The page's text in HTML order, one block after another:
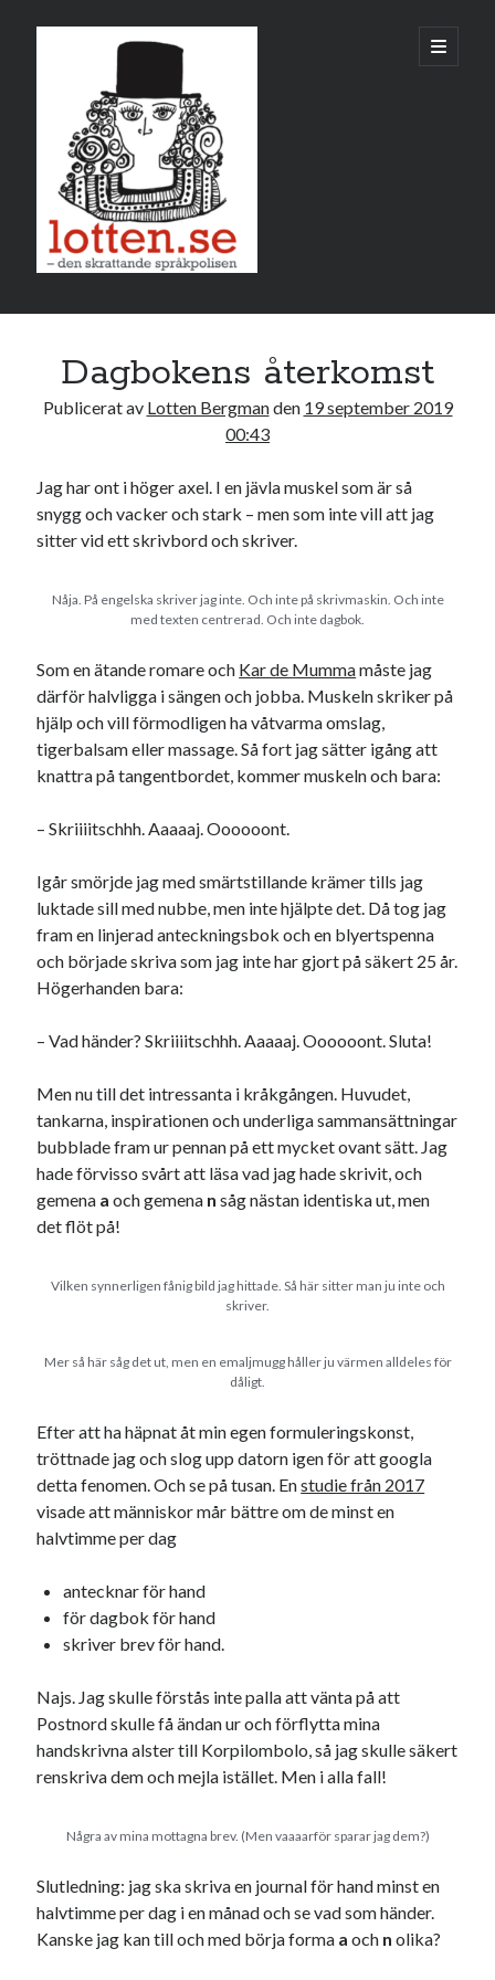
öppna
primär
Sidopanel
M T O T F L S
1
9 10 11 12 13 14 15
16 17 18 19 20 21 22
30
Sök
Kategorier
Etiketter
#blogg100 allmänbildning barn
barnen basket bil corona
död England fest film fotboll
historia hotell jobb
Julkalenderfacit Julkalendern
kåseri lifvet Lund mat minne
nostalgi radio
reklam resa sekrutt skola
sommar språk språkpolis
Stockholm svenska tips tåg
USA
Dessa har något gemensamt
Onödiga citattecken
Dessa har något helt annat gemensamt
Fula biblioteksböcker
Egna länkar
Dagbokens återkomst
Publicerat av Lotten Bergmanden 19 september 2019
00:43
Jag har ont i höger axel. I en jävla muskel som är så
snygg och vacker och stark – men som inte vill att jag
sitter vid ett skrivbord och skriver.
Nåja. På engelska skriver jag inte. Och inte på skrivmaskin. Och inte
med texten centrerad. Och inte dagbok.
Som en ätande romare och Kar de Mummamåste jag
därför halvligga i sängen och jobba. Muskeln skriker på
hjälp och vill förmodligen ha våtvarma omslag,
tigerbalsam eller massage. Så fort jag sätter igång att
knattra på tangentbordet, kommer muskeln och bara:
– Skriiiitschhh. Aaaaaj. Oooooont.
Igår smörjde jag med smärtstillande krämer tills jag
luktade sill med nubbe, men inte hjälpte det. Då tog jag
fram en linjerad anteckningsbok och en blyertspenna
och började skriva som jag inte har gjort på säkert 25 år.
Högerhanden bara:
– Vad händer? Skriiiitschhh. Aaaaaj. Oooooont. Sluta!
Men nu till det intressanta i kråkgången. Huvudet,
tankarna, inspirationen och underliga sammansättningar
bubblade fram ur pennan på ett mycket ovant sätt. Jag
hade förvisso svårt att läsa vad jag hade skrivit, och
gemena a och gemena n såg nästan identiska ut, men
det flöt på!
Vilken synnerligen fånig bild jag hittade. Så här sitter man ju inte och
skriver.
Mer så här såg det ut, men en emaljmugg håller ju värmen alldeles för
dåligt.
Efter att ha häpnat åt min egen formuleringskonst,
tröttnade jag och slog upp datorn igen för att googla
detta fenomen. Och se på tusan. Enstudie från 2017
visade att människor mår bättre om de minst en
halvtimme per dag
antecknar för hand
för dagbok för hand
skriver brev för hand.
Najs. Jag skulle förstås inte palla att vänta på att
Postnord skulle få ändan ur och förflytta mina
handskrivna alster till Korpilombolo, så jag skulle säkert
renskriva dem och mejla istället. Men i alla fall!
Några av mina mottagna brev. (Men vaaaarför sparar jag dem?)
Slutledning: jag ska skriva en journal för hand minst en
halvtimme per dag i en månad och se vad som händer.
Kanske jag kan till och med börja forma a och n olika?